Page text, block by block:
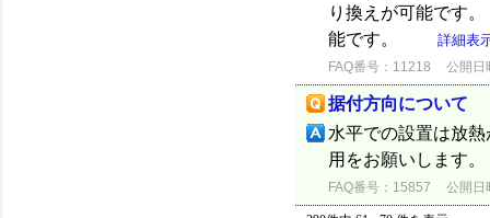
り換えが可能です
能です。 詳細表
FAQ番号：11218 公開日
据付方向について
水平での設置は放
用をお願いします。
FAQ番号：15857 公開日